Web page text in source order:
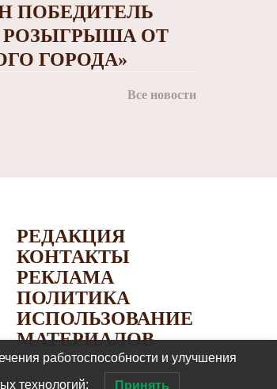
ПОБЕДИТЕЛЬ
РОЗЫГРЫША ОТ
ГОРОДА»
Все новости
РЕДАКЦИЯ
КОНТАКТЫ
РЕКЛАМА
ПОЛИТИКА
ИСПОЛЬЗОВАНИЕ
МАТЕРИАЛОВ
работоспособности и улучшения
технологий: Принять